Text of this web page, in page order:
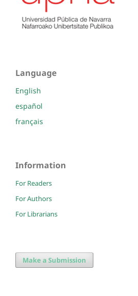
Language
English
español
français
Information
For Readers
For Authors
For Librarians
Make a Submission